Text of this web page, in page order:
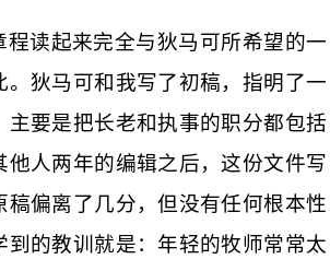
程读起来完全与狄马可所希望的一
。狄马可和我写了初稿，指明了一
主要是把长老和执事的职分都包括
他人两年的编辑之后，这份文件写
稿偏离了几分，但没有任何根本性
到的教训就是：年轻的牧师常常太